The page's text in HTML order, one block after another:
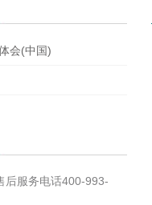
会(中国)
后服务电话400-993-